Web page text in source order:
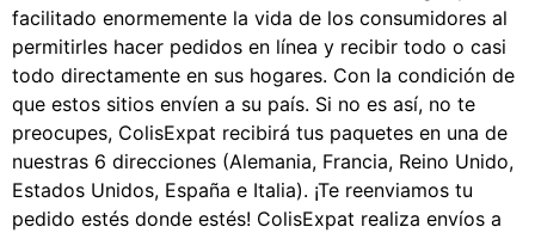
facilitado enormemente la vida de los consumidores al
permitirles hacer pedidos en línea y recibir todo o casi
todo directamente en sus hogares. Con la condición de
que estos sitios envíen a su país. Si no es así, no te
preocupes, ColisExpat recibirá tus paquetes en una de
nuestras 6 direcciones (Alemania, Francia, Reino Unido,
Estados Unidos, España e Italia). ¡Te reenviamos tu
pedido estés donde estés! ColisExpat realiza envíos a